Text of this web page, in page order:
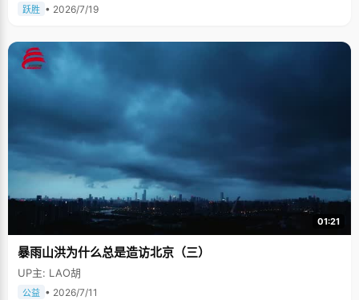
跃胜 • 2026/7/19
01:21
暴雨山洪为什么总是造访北京（三）
UP主: LAO胡
公益 • 2026/7/11